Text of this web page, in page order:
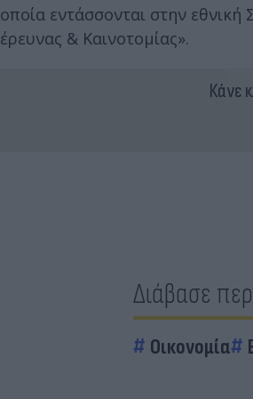
οποία εντάσσονται στην εθνική
έρευνας & Καινοτομίας».
Κάνε
Διάβασε
Οικονομία